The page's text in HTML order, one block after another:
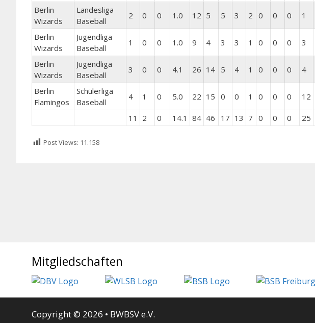
Berlin
Wizards
Landesliga
Baseball
2 0 0 1.0 12 5 5 3 2 0 0 0 1
Berlin
Wizards
Jugendliga
Baseball
1 0 0 1.0 9 4 3 3 1 0 0 0 3
Berlin
Wizards
Jugendliga
Baseball
3 0 0 4.1 26 14 5 4 1 0 0 0 4
Berlin
Flamingos
Schülerliga
Baseball
4 1 0 5.0 22 15 0 0 1 0 0 0 12
11 2 0 14.1 84 46 17 13 7 0 0 0 25
Post Views: 11.158
Mitgliedschaften
Copyright © 2026 • BWBSV e.V.